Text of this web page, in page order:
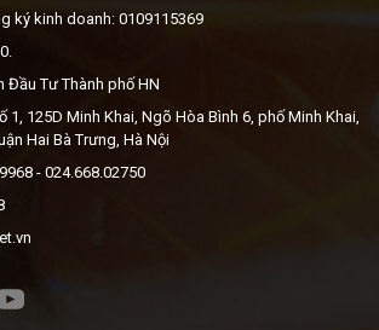
ký kinh doanh: 0109115369
Đầu Tư Thành phố HN
1, 125D Minh Khai, Ngõ Hòa Bình 6, phố Minh Khai,
Hai Bà Trưng, Hà Nội
- 024.668.02750